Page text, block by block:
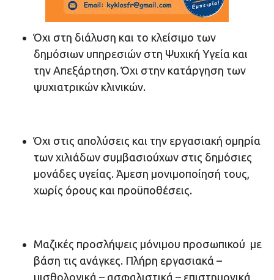
Όχι στη διάλυση και το κλείσιμο των
δημόσιων υπηρεσιών στη Ψυχική Υγεία και
την Απεξάρτηση. Όχι στην κατάργηση των
ψυχιατρικών κλινικών.
Όχι στις απολύσεις και την εργασιακή ομηρία
των χιλιάδων συμβασιούχων στις δημόσιες
μονάδες υγείας. Άμεση μονιμοποίησή τους,
χωρίς όρους και προϋποθέσεις.
Μαζικές προσλήψεις μόνιμου προσωπικού με
βάση τις ανάγκες. Πλήρη εργασιακά –
μισθολογικά – ασφαλιστικά – επιστημονικά